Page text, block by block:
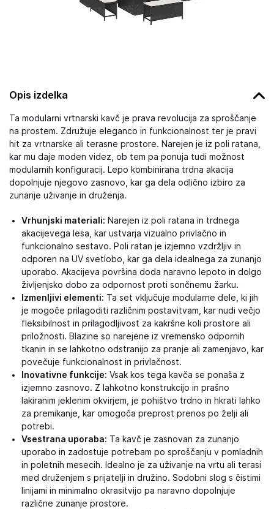
Opis izdelka
Ta modularni vrtnarski kavč je prava revolucija za sproščanje
na prostem. Združuje eleganco in funkcionalnost ter je pravi
hit za vrtnarske ali terasne prostore. Narejen je iz poli ratana,
kar mu daje moden videz, ob tem pa ponuja tudi možnost
modularnih konfiguracij. Lepo kombinirana trdna akacija
dopolnjuje njegovo zasnovo, kar ga dela odlično izbiro za
zunanje uživanje in druženja.
Vrhunjski materiali: Narejen iz poli ratana in trdnega
akacijevega lesa, kar ustvarja vizualno privlačno in
funkcionalno sestavo. Poli ratan je izjemno vzdržljiv in
odporen na UV svetlobo, kar ga dela idealnega za zunanjo
uporabo. Akacijeva površina doda naravno lepoto in dolgo
življenjsko dobo za odpornost proti sončnemu žarku.
Izmenljivi elementi: Ta set vključuje modularne dele, ki jih
je mogoče prilagoditi različnim postavitvam, kar nudi večjo
fleksibilnost in prilagodljivost za kakršne koli prostore ali
priložnosti. Blazine so narejene iz vremensko odpornih
tkanin in se lahkotno odstranijo za pranje ali zamenjavo, kar
povečuje funkcionalnost in privlačnost.
Inovativne funkcije: Vsak kos tega kavča se ponaša z
izjemno zasnovo. Z lahkotno konstrukcijo in prašno
lakiranim jeklenim okvirjem, je pohištvo trdno in hkrati lahko
za premikanje, kar omogoča preprost prenos po želji ali
potrebi.
Vsestrana uporaba: Ta kavč je zasnovan za zunanjo
uporabo in zadostuje potrebam po sproščanju v pomladnih
in poletnih mesecih. Idealno je za uživanje na vrtu ali terasi
med druženjem s prijatelji in družino. Sodobni slog s čistimi
linijami in minimalno okrasitvijo pa naravno dopolnjuje
različne zunanje prostore.